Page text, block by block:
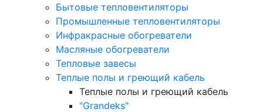
Бытовые тепловентиляторы
Промышленные тепловентиляторы
Инфракрасные обогреватели
Масляные обогреватели
Тепловые завесы
Теплые полы и греющий кабель
Теплые полы и греющий кабель
"Grandeks"